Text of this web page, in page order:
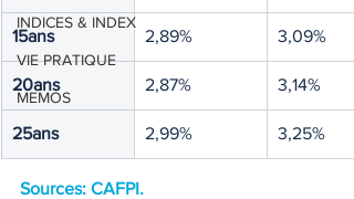
INDICES & INDEX
VIE PRATIQUE
MEMOS
15ans 2,89% 3,09%
20ans 2,87% 3,14%
25ans 2,99% 3,25%
Sources: CAFPI.